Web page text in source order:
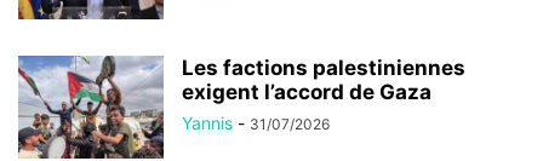
Les factions palestiniennes
exigent l’accord de Gaza
Yannis - 31/07/2026